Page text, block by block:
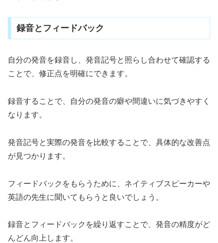
録音とフィードバック
自分の発音を録音し、発音記号と照らし合わせて確認する
ことで、修正点を明確にできます。
録音することで、自分の発音の癖や間違いに気づきやすく
なります。
発音記号と実際の発音を比較することで、具体的な改善点
が見つかります。
フィードバックをもらうために、ネイティブスピーカーや
英語の先生に聞いてもらうと良いでしょう。
録音とフィードバックを繰り返すことで、発音の精度がど
んどん向上します。